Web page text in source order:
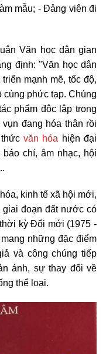
mẫu; - Đảng viên đi
Văn học dân gian
định: "Văn học dân
mạnh mẽ, tốc độ,
cùng phức tạp. Chúng
phẩm độc lập trong
đang hóa thân rồi
văn hóa hiện đại
báo chí, âm nhạc, hội
kinh tế xã hội mới,
giai đoạn đất nước có
kỳ Đổi mới (1975 -
những đặc điểm
và công chúng tiếp
ánh, sự thay đổi về
thể loại.